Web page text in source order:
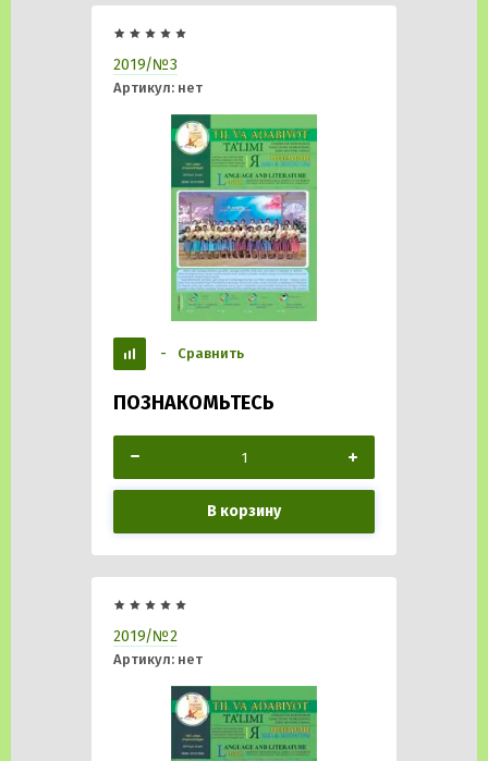
2019/№3
Артикул: нет
- Сравнить
ПОЗНАКОМЬТЕСЬ
В корзину
2019/№2
Артикул: нет